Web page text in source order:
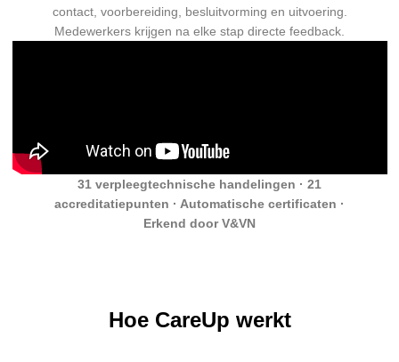
contact, voorbereiding, besluitvorming en uitvoering.
Medewerkers krijgen na elke stap directe feedback.
31 verpleegtechnische handelingen · 21
accreditatiepunten · Automatische certificaten ·
Erkend door V&VN
Hoe CareUp werkt